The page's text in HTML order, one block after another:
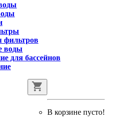
фильтров
воды
для бассейнов
В корзине пусто!